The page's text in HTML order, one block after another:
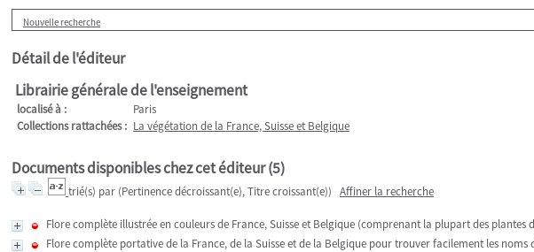
Nouvelle recherche
Détail de l'éditeur
Librairie générale de l'enseignement
localisé à :
Paris
Collections rattachées : La végétation de la France, Suisse et Belgique
Documents disponibles chez cet éditeur (5)
trié(s) par (Pertinence décroissant(e), Titre croissant(e)) Affiner la recherche
Flore complète illustrée en couleurs de France, Suisse et Belgique (comprenant la plupart des plantes
Flore complète portative de la France, de la Suisse et de la Belgique pour trouver facilement les noms